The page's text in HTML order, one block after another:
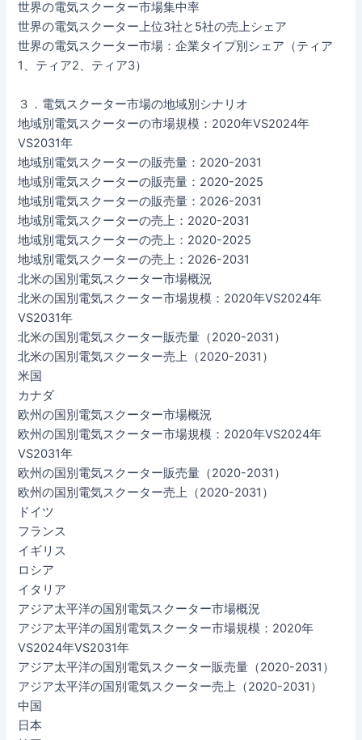
世界の電気スクーター市場集中率
世界の電気スクーター上位3社と5社の売上シェア
世界の電気スクーター市場：企業タイプ別シェア（ティア
1、ティア2、ティア3）
３．電気スクーター市場の地域別シナリオ
地域別電気スクーターの市場規模：2020年VS2024年
VS2031年
地域別電気スクーターの販売量：2020-2031
地域別電気スクーターの販売量：2020-2025
地域別電気スクーターの販売量：2026-2031
地域別電気スクーターの売上：2020-2031
地域別電気スクーターの売上：2020-2025
地域別電気スクーターの売上：2026-2031
北米の国別電気スクーター市場概況
北米の国別電気スクーター市場規模：2020年VS2024年
VS2031年
北米の国別電気スクーター販売量（2020-2031）
北米の国別電気スクーター売上（2020-2031）
米国
カナダ
欧州の国別電気スクーター市場概況
欧州の国別電気スクーター市場規模：2020年VS2024年
VS2031年
欧州の国別電気スクーター販売量（2020-2031）
欧州の国別電気スクーター売上（2020-2031）
ドイツ
フランス
イギリス
ロシア
イタリア
アジア太平洋の国別電気スクーター市場概況
アジア太平洋の国別電気スクーター市場規模：2020年
VS2024年VS2031年
アジア太平洋の国別電気スクーター販売量（2020-2031）
アジア太平洋の国別電気スクーター売上（2020-2031）
中国
日本